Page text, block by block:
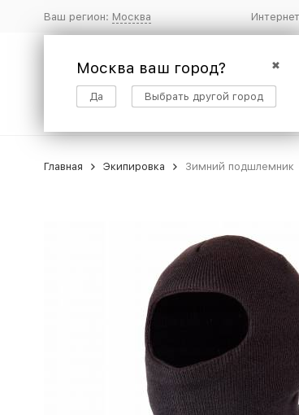
Ваш регион: Москва
✖
Москва ваш город?
Да Выбрать другой город
Главная Экипировка Зимний подшлемник